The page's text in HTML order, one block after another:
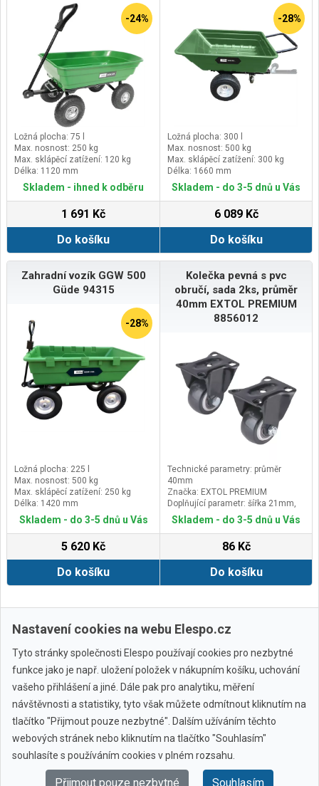
-24%
Ložná plocha: 75 l
Max. nosnost: 250 kg
Max. sklápěcí zatížení: 120 kg
Délka: 1120 mm
Skladem - ihned k odběru
1 691 Kč
Do košíku
-28%
Ložná plocha: 300 l
Max. nosnost: 500 kg
Max. sklápěcí zatížení: 300 kg
Délka: 1660 mm
Skladem - do 3-5 dnů u Vás
6 089 Kč
Do košíku
Zahradní vozík GGW 500
Güde 94315
-28%
Ložná plocha: 225 l
Max. nosnost: 500 kg
Max. sklápěcí zatížení: 250 kg
Délka: 1420 mm
Skladem - do 3-5 dnů u Vás
5 620 Kč
Do košíku
Kolečka pevná s pvc
obručí, sada 2ks, průměr
40mm EXTOL PREMIUM
8856012
Technické parametry: průměr
40mm
Značka: EXTOL PREMIUM
Doplňující parametr: šířka 21mm,
nosnost max. 30kg/1ks, výška
včetně základny 60mm,rozměr
základny 60x43mm, rozteč děr
48x31mm(průměr 6mm)
Skladem - do 3-5 dnů u Vás
86 Kč
Do košíku
Zobrazit další
Všechny značky
Nastavení cookies na webu Elespo.cz
Tyto stránky společnosti Elespo používají cookies pro nezbytné
funkce jako je např. uložení položek v nákupním košíku, uchování
vašeho přihlášení a jiné. Dále pak pro analytiku, měření
návštěvnosti a statistiky, tyto však můžete odmítnout kliknutím na
tlačítko "Přijmout pouze nezbytné". Dalším užíváním těchto
webových stránek nebo kliknutím na tlačítko "Souhlasím"
souhlasíte s používáním cookies v plném rozsahu.
Přijmout pouze nezbytné Souhlasím